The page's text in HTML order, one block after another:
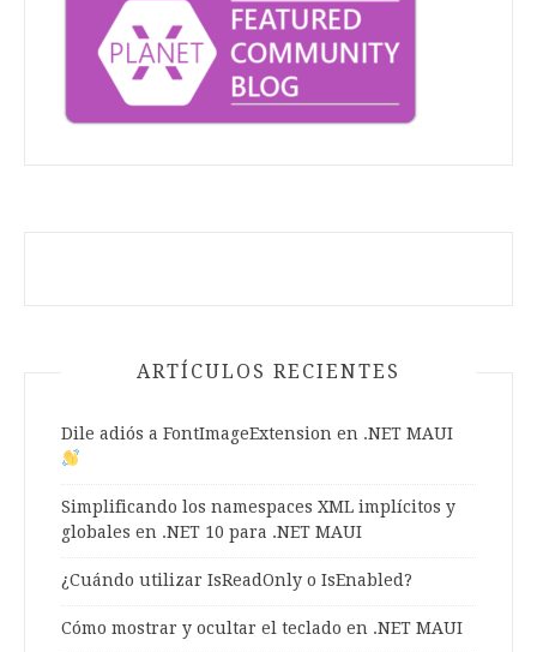
ARTÍCULOS RECIENTES
Dile adiós a FontImageExtension en .NET MAUI
Simplificando los namespaces XML implícitos y
globales en .NET 10 para .NET MAUI
¿Cuándo utilizar IsReadOnly o IsEnabled?
Cómo mostrar y ocultar el teclado en .NET MAUI